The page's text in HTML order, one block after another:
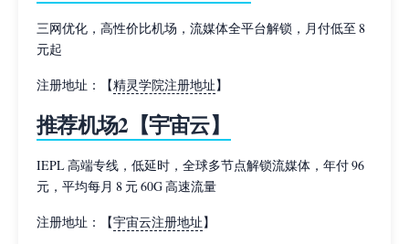
三网优化，高性价比机场，流媒体全平台解锁，月付低至 8
元起
注册地址：【精灵学院注册地址】
推荐机场2【宇宙云】
IEPL 高端专线，低延时，全球多节点解锁流媒体，年付 96
元，平均每月 8 元 60G 高速流量
注册地址：【宇宙云注册地址】